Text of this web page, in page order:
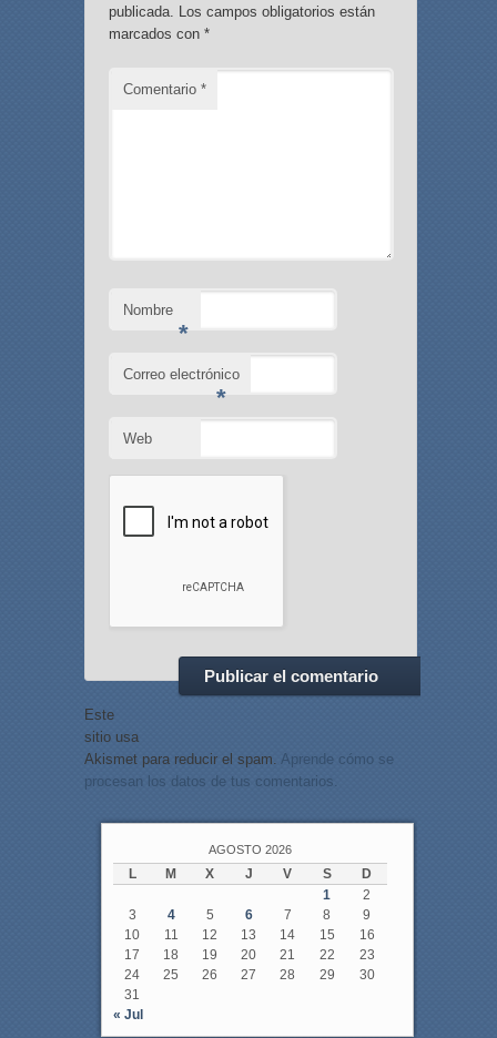
publicada. Los campos obligatorios están
marcados con *
Comentario *
Nombre
*
Correo electrónico
*
Web
Este
sitio usa
Akismet para reducir el spam. Aprende cómo se
procesan los datos de tus comentarios.
AGOSTO 2026
L M X J V S
D
1
2
3
4 5 6 7 8
9
10
11 12 13 14 15
16
17
18 19 20 21 22
23
24
25 26 27 28 29
30
31
« Jul